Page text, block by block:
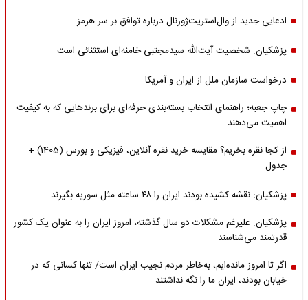
ادعایی جدید از وال‌استریت‌ژورنال درباره توافق بر سر هرمز
پزشکیان: شخصیت آیت‌الله سیدمجتبی خامنه‌ای استثنائی است
درخواست سازمان ملل از ایران و آمریکا
چاپ جعبه؛ راهنمای انتخاب بسته‌بندی حرفه‌ای برای برندهایی که به کیفیت
اهمیت می‌دهند
از کجا نقره بخریم؟ مقایسه خرید نقره آنلاین، فیزیکی و بورس (1405) +
جدول
پزشکیان: نقشه کشیده بودند ایران را ۴۸ ساعته مثل سوریه بگیرند
پزشکیان: علیرغم مشکلات دو سال گذشته، امروز ایران را به عنوان یک کشور
قدرتمند می‌شناسند
اگر تا امروز مانده‌ایم، به‌خاطر مردم نجیب ایران است/ تنها کسانی که در
خیابان بودند، ایران ما را نگه نداشتند